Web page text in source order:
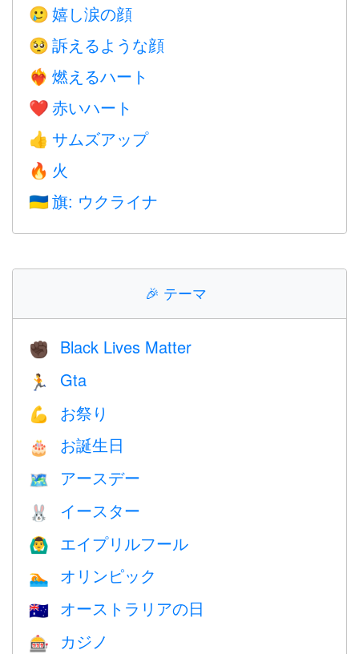
🥲 嬉し涙の顔
🥺 訴えるような顔
❤️‍🔥 燃えるハート
❤️ 赤いハート
👍 サムズアップ
🔥 火
🇺🇦 旗: ウクライナ
🎉 テーマ
✊🏿 Black Lives Matter
🏃 Gta
💪 お祭り
🎂 お誕生日
🗺️ アースデー
🐰 イースター
🙆‍♂️ エイプリルフール
🏊 オリンピック
🇦🇺 オーストラリアの日
🎰 カジノ